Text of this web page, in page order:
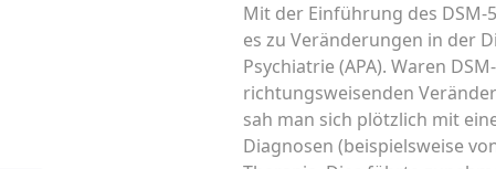
Mit der Einführung des DSM-
es zu Veränderungen in der
Psychiatrie (APA). Waren
richtungsweisenden
sah man sich plötzlich mit
Diagnosen (beispielsweise